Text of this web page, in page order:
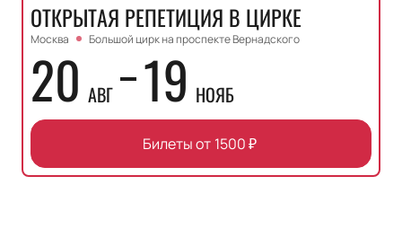
ОТКРЫТАЯ РЕПЕТИЦИЯ В ЦИРКЕ
Москва Большой цирк на проспекте Вернадского
20 АВГ 19 НОЯБ
Билеты от 1500₽